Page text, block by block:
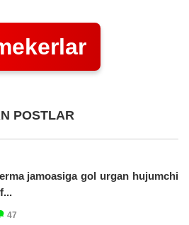
POSTLAR
jamoasiga gol urgan hujumchi
47